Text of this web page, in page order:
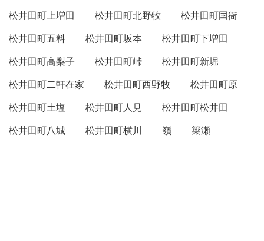
松井田町上増田
松井田町北野牧
松井田町国衙
松井田町五料
松井田町坂本
松井田町下増田
松井田町高梨子
松井田町峠
松井田町新堀
松井田町二軒在家
松井田町西野牧
松井田町原
松井田町土塩
松井田町人見
松井田町松井田
松井田町八城
松井田町横川 嶺 簗瀬